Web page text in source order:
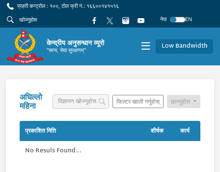
प्रहरी कन्ट्रोल : १००, टोल फ्री नं.: १६६००१४१५१६
नेपा
EN
केन्द्रीय अनुसन्धान व्यूरो
"सत्य, सेवा सुरक्षणम्" Low Bandwidth
अघिल्लो
महिना
फिल्टर खाली गर्नुहोस् छान्नुहोस
प्रकाशित मिति शीर्षक कार्य
No Resuls Found...